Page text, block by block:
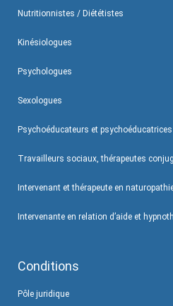
Nutritionnistes / Diététistes
Kinésiologues
Psychologues
Sexologues
Psychoéducateurs et psychoéducatrices
Travailleurs sociaux, thérapeutes
Intervenant et thérapeute en
Intervenante en relation d’aide et
Conditions
Pôle juridique